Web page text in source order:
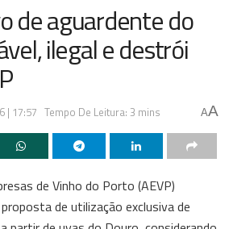
de aguardente do
ilegal e destrói
| 17:57 Tempo De Leitura: 3 mins AA
de Vinho do Porto (AEVP)
de utilização exclusiva de